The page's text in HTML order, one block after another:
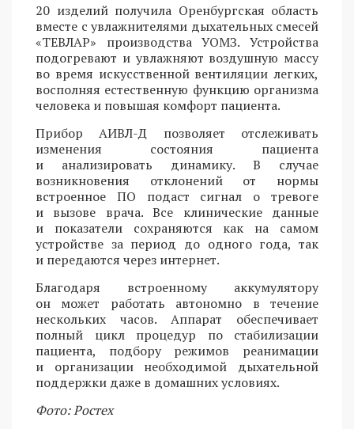
20 изделий получила Оренбургская область
вместе с увлажнителями дыхательных смесей
«ТЕВЛАР» производства УОМЗ. Устройства
подогревают и увлажняют воздушную массу
во время искусственной вентиляции легких,
восполняя естественную функцию организма
человека и повышая комфорт пациента.
Прибор АИВЛ-Д позволяет отслеживать
изменения состояния пациента
и анализировать динамику. В случае
возникновения отклонений от нормы
встроенное ПО подаст сигнал о тревоге
и вызове врача. Все клинические данные
и показатели сохраняются как на самом
устройстве за период до одного года, так
и передаются через интернет.
Благодаря встроенному аккумулятору
он может работать автономно в течение
нескольких часов. Аппарат обеспечивает
полный цикл процедур по стабилизации
пациента, подбору режимов реанимации
и организации необходимой дыхательной
поддержки даже в домашних условиях.
Фото: Ростех